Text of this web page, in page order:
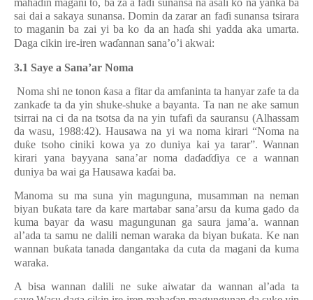
mahaɗin magani to, ba za a faɗi sunansa na asali ko na yanka ba
sai dai a sakaya sunansa. Domin da zarar an faɗi sunansa tsirara
to maganin ba zai yi ba ko da an haɗa shi yadda aka umarta.
Daga cikin ire-iren waɗannan sana’o’i akwai:
3.1 Saye a Sana’ar Noma
Noma shi ne tonon ƙasa a fitar da amfaninta ta hanyar zafe ta da
zankaɗe ta da yin shuke-shuke a bayanta. Ta nan ne ake samun
tsirrai na ci da na tsotsa da na yin tufafi da sauransu (Alhassam
da wasu, 1988:42). Hausawa na yi wa noma kirari “Noma na
duƙe tsoho ciniki kowa ya zo duniya kai ya tarar”. Wannan
kirari yana bayyana sana’ar noma daɗaɗɗiya ce a wannan
duniya ba wai ga Hausawa kaɗai ba.
Manoma su ma suna yin magunguna, musamman na neman
biyan buƙata tare da kare martabar sana’arsu da kuma gado da
kuma bayar da wasu magungunan ga saura jama’a. wannan
al’ada ta samu ne dalili neman waraka da biyan buƙata. Ke nan
wannan buƙata tanada dangantaka da cuta da magani da kuma
waraka.
A bisa wannan dalili ne suke aiwatar da wannan al’ada ta